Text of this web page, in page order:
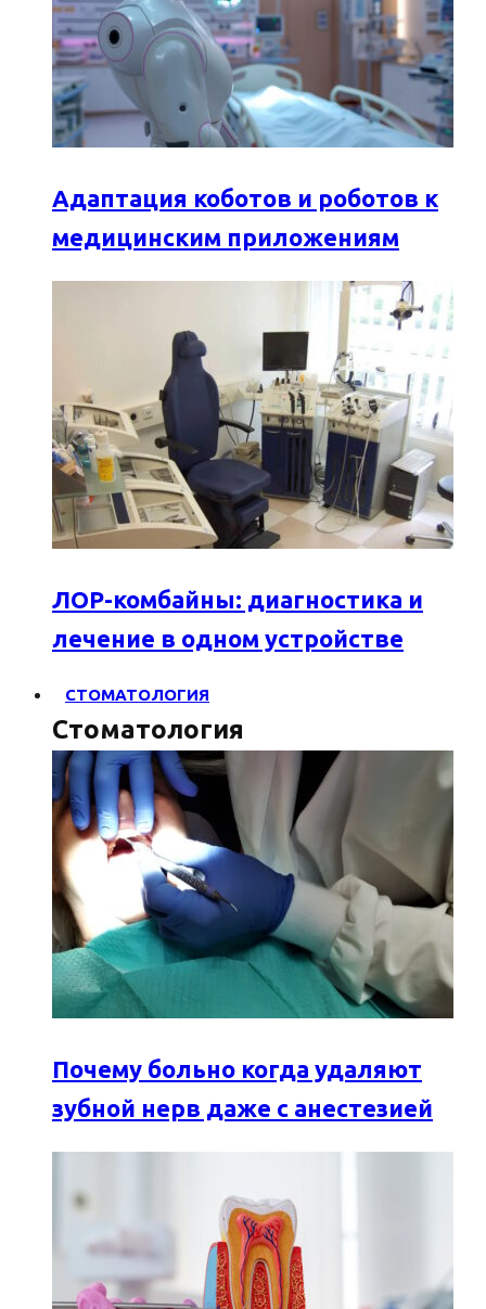
Адаптация коботов и роботов к
медицинским приложениям
ЛОР-комбайны: диагностика и
лечение в одном устройстве
СТОМАТОЛОГИЯ
Стоматология
Почему больно когда удаляют
зубной нерв даже с анестезией